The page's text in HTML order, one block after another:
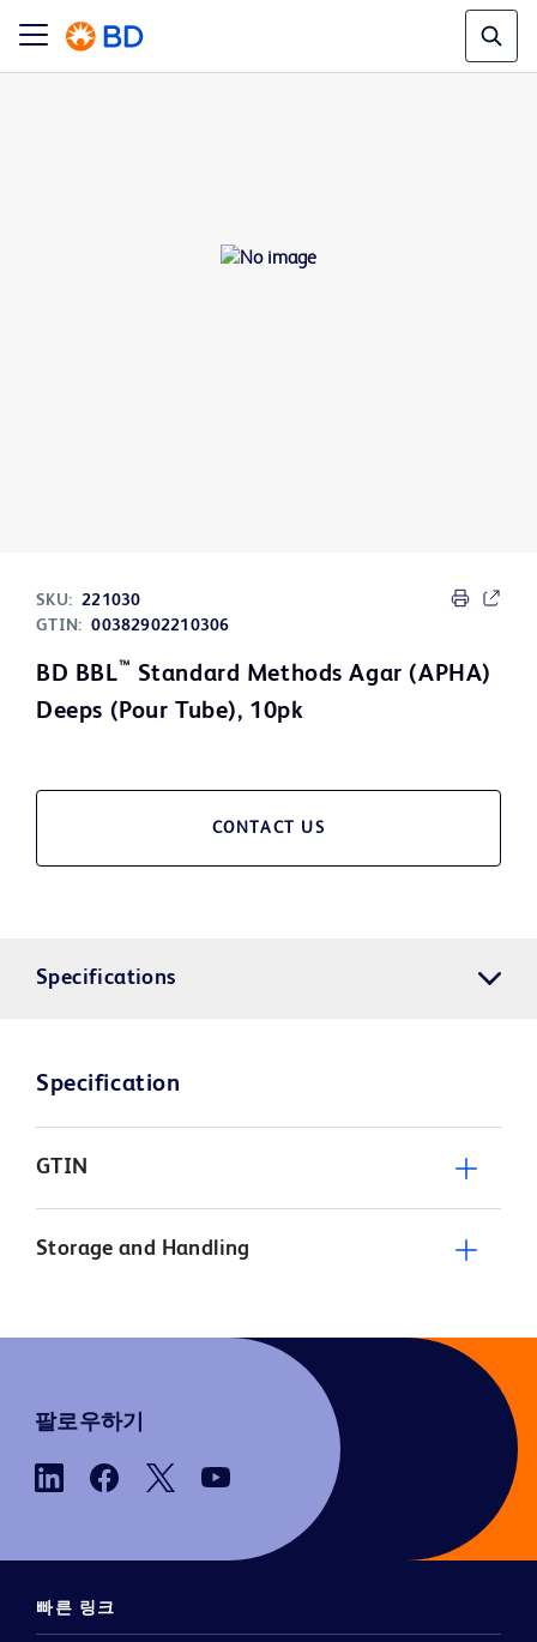
SKU: 221030
GTIN: 00382902210306
BD BBL™ Standard Methods Agar (APHA)
Deeps (Pour Tube), 10pk
CONTACT US
Specifications
Specification
GTIN
Storage and Handling
팔로우하기
빠른 링크